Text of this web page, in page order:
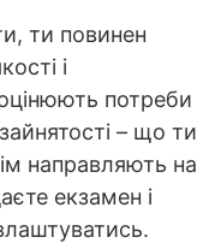
ти повинен
і
потреби
– що ти
направляють на
екзамен і